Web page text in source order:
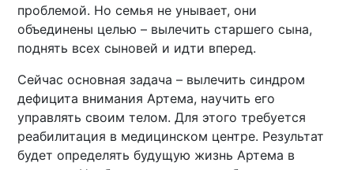
проблемой. Но семья не унывает, они
объединены целью – вылечить старшего сына,
поднять всех сыновей и идти вперед.
Сейчас основная задача – вылечить синдром
дефицита внимания Артема, научить его
управлять своим телом. Для этого требуется
реабилитация в медицинском центре. Результат
будет определять будущую жизнь Артема в